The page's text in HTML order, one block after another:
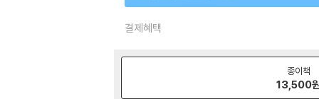
결제혜택
종이책
13,500